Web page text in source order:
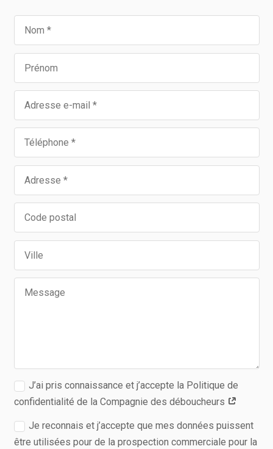
J’ai pris connaissance et j’accepte la Politique de
confidentialité de la Compagnie des déboucheurs
Je reconnais et j’accepte que mes données puissent
être utilisées pour de la prospection commerciale pour la